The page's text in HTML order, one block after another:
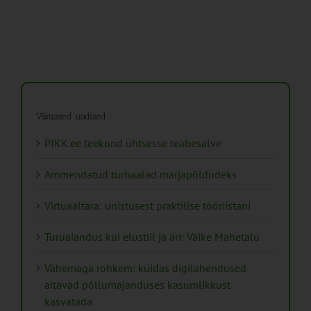
Viimased uudised
PIKK.ee teekond ühtsesse teabesalve
Ammendatud turbaalad marjapõldudeks
Virtuaaltara: unistusest praktilise tööriistani
Turuaiandus kui elustiil ja äri: Väike Mahetalu
Vähemaga rohkem: kuidas digilahendused
aitavad põllumajanduses kasumlikkust
kasvatada